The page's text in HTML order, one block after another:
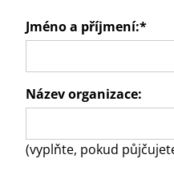
Jméno a příjmení:*
Název organizace:
(vyplňte, pokud